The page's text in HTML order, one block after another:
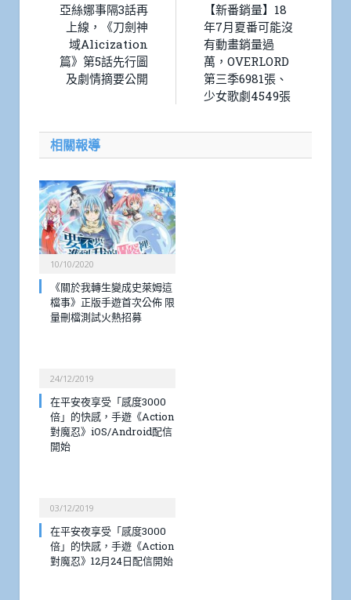
亞絲娜事隔3話再
上線，《刀劍神
域Alicization
篇》第5話先行圖
及劇情摘要公開
【新番銷量】18
年7月夏番可能沒
有動畫銷量過
萬，OVERLORD
第三季6981張、
少女歌劇4549張
相關報導
10/10/2020
《關於我轉生變成史萊姆這
檔事》正版手遊首次公佈 限
量刪檔測試火熱招募
24/12/2019
在平安夜享受「感度3000
倍」的快感，手遊《Action
對魔忍》iOS/Android配信
開始
03/12/2019
在平安夜享受「感度3000
倍」的快感，手遊《Action
對魔忍》12月24日配信開始